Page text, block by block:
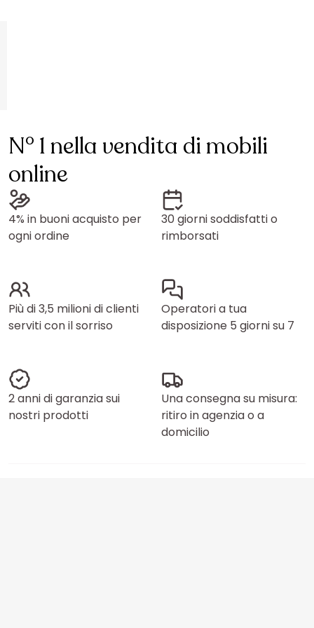
N° 1 nella vendita di mobili
online
4% in buoni acquisto per
ogni ordine
30 giorni soddisfatti o
rimborsati
Più di 3,5 milioni di clienti
serviti con il sorriso
Operatori a tua
disposizione 5 giorni su 7
2 anni di garanzia sui
nostri prodotti
Una consegna su misura:
ritiro in agenzia o a
domicilio